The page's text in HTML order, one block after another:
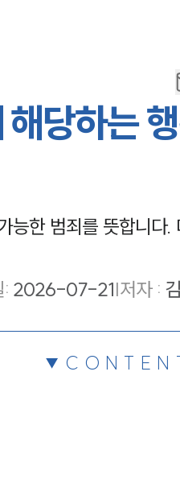
당하는
능한 범죄를 뜻합니다.
: 2026-07-21|저자 :